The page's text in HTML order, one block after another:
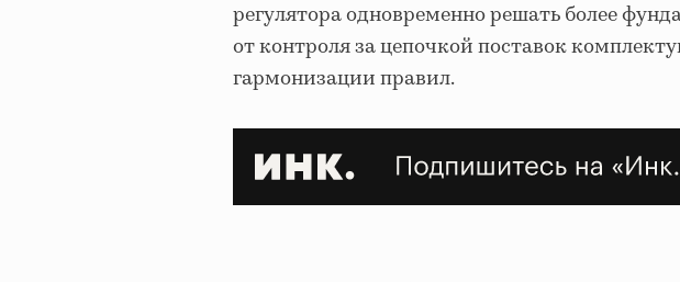
регулятора одновременно решать более
от контроля за цепочкой поставок
гармонизации правил.